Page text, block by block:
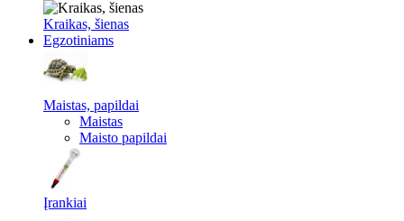
Kraikas, šienas
Egzotiniams
Maistas, papildai
Maistas
Maisto papildai
Įrankiai